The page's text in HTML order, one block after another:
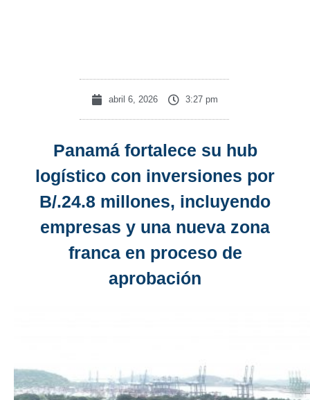
abril 6, 2026 3:27 pm
Panamá fortalece su hub
logístico con inversiones por
B/.24.8 millones, incluyendo
empresas y una nueva zona
franca en proceso de
aprobación